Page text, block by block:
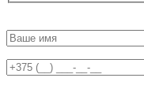
leave
field
empty.